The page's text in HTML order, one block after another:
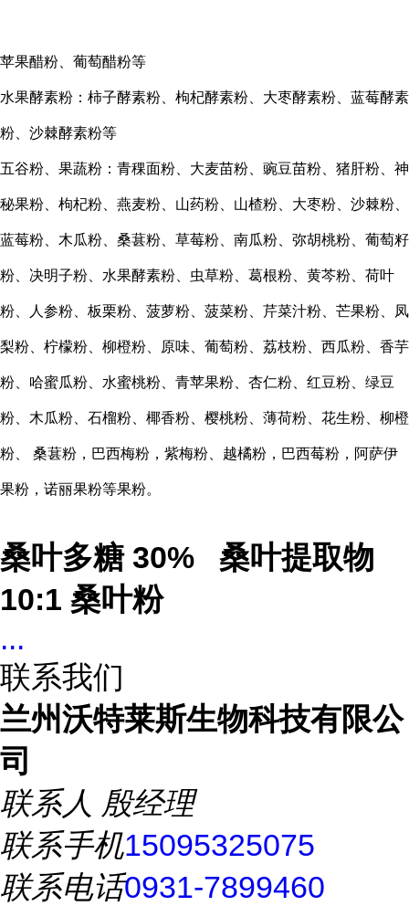
苹果醋粉、葡萄醋粉等
水果酵素粉：柿子酵素粉、枸杞酵素粉、大枣酵素粉、蓝莓酵素
粉、沙棘酵素粉等
五谷粉、果蔬粉：青稞面粉、大麦苗粉、豌豆苗粉、猪肝粉、神
秘果粉、枸杞粉、燕麦粉、山药粉、山楂粉、大枣粉、沙棘粉、
蓝莓粉、木瓜粉、桑葚粉、草莓粉、南瓜粉、弥胡桃粉、葡萄籽
粉、决明子粉、水果酵素粉、虫草粉、葛根粉、黄芩粉、荷叶
粉、人参粉、板栗粉、菠萝粉、菠菜粉、芹菜汁粉、芒果粉、凤
梨粉、柠檬粉、柳橙粉、原味、葡萄粉、荔枝粉、西瓜粉、香芋
粉、哈蜜瓜粉、水蜜桃粉、青苹果粉、杏仁粉、红豆粉、绿豆
粉、木瓜粉、石榴粉、椰香粉、樱桃粉、薄荷粉、花生粉、柳橙
粉、 桑葚粉，巴西梅粉，紫梅粉、越橘粉，巴西莓粉，阿萨伊
果粉，诺丽果粉等果粉。
桑叶多糖 30% 桑叶提取物
10:1 桑叶粉
...
联系我们
兰州沃特莱斯生物科技有限公
司
联系人 殷经理
联系手机15095325075
联系电话0931-7899460